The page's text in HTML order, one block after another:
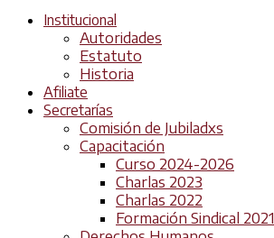
Institucional
Autoridades
Estatuto
Historia
Afiliate
Secretarías
Comisión de Jubiladxs
Capacitación
Curso 2024-2026
Charlas 2023
Charlas 2022
Formación Sindical 2021